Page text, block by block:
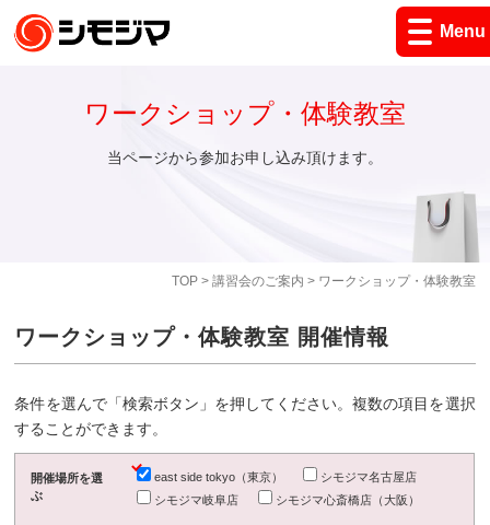
Menu
TOP> 講習会のご案内 > ワークショップ・体験教室
ワークショップ・体験教室
当ページから参加お申し込み頂けます。
ワークショップ・体験教室 開催情報
条件を選んで「検索ボタン」を押してください。複数の項目を選択
することができます。
開催場所を選
ぶ
east side tokyo（東京）
シモジマ名古屋店
シモジマ岐阜店
シモジマ心斎橋店（大阪）